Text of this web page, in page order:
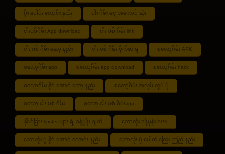
ဂိုး ပေါင်း လောင်း နည်း ငါး ဂိမ်း ငွေ အကောင် ဆုံး
ငါးပစ်ဂိမ်း App download ငါး ပစ် ဂိမ်း link
ငါး ပစ် ဂိမ်း ဆော့ နည်း ငါး ပစ် ဂိမ်း ပိုက်ဆံ ရ စလော့ဂိမ်း APK
စလော့ဂိမ်း app စလော့ဂိမ်း app download စလော့ဂိမ်း hack
စလော့ဂိမ်း နိုင် အောင် ဆော့ နည်း စလော့ဂိမ်း အလုပ် လုပ် ပုံ
စလော့ ငါး ပစ် ဂိမ်း စလော့ ငါး ပစ် ဂိမ်းapp
နိုင်ငံခြား tipster များ ရဲ့ ခန့်မှန်း ချက် ဘောလုံး ခန့်မှန်း APK
ဘောလုံး ပွဲ နိုင် အောင် လောင်း နည်း ဘောလုံး ပွဲ ပေါက် ကြေး ကြည့် နည်း